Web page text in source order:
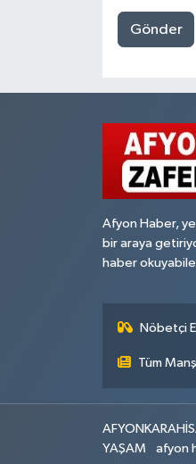
Gönder
Afyon Haber,
bir araya
haber
Nöbetçi
Tüm
YAŞAM
afyon